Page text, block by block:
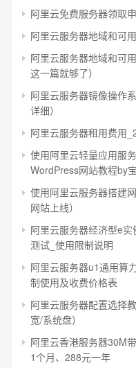
阿里云免费服务器领取
阿里云服务器地域和可
阿里云服务器地域和可
这一篇就够了）
阿里云服务器镜像操作
详细）
阿里云服务器租用费用
使用阿里云轻量应用服
WordPress网站教程by
使用阿里云服务器搭建
网站上线）
阿里云服务器经济型e
测试_使用限制说明
阿里云服务器u1通用算
制使用及收费价格表
阿里云服务器配置选择
宽/系统盘）
阿里云香港服务器30M
1个月、288元一年